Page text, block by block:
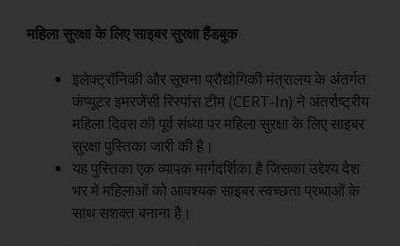
महिला सुरक्षा के लिए साइबर सुरक्षा हैंडबुक
इलेक्ट्रॉनिकी और सूचना प्रौद्योगिकी मंत्रालय के अंतर्गत
कंप्यूटर इमरजेंसी रिस्पांस टीम (CERT-In) ने अंतर्राष्ट्रीय
महिला दिवस की पूर्व संध्या पर महिला सुरक्षा के लिए साइबर
सुरक्षा पुस्तिका जारी की है।
यह पुस्तिका एक व्यापक मार्गदर्शिका है जिसका उद्देश्य देश
भर में महिलाओं को आवश्यक साइबर स्वच्छता प्रथाओं के
साथ सशक्त बनाना है।